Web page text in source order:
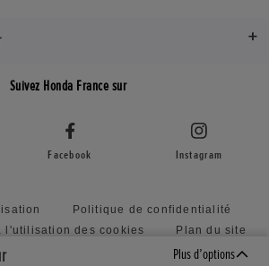
Plus d’options
Suivez Honda France sur
Facebook Instagram
Politique de confidentialité
l'utilisation des cookies
Plan du site
Offres d’emploi France